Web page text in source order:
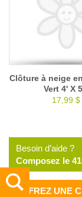
Clôture à neige
Vert 4' X
17,99 $
Besoin d’aide ?
Composez le
OFFREZ UNE